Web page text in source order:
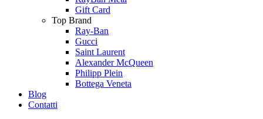
Gift Card
Top Brand
Ray-Ban
Gucci
Saint Laurent
Alexander McQueen
Philipp Plein
Bottega Veneta
Blog
Contatti